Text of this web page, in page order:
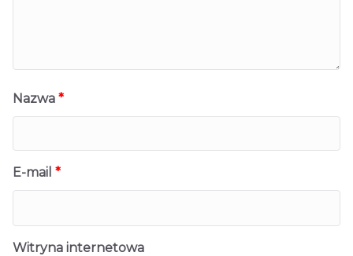
Nazwa *
E-mail *
Witryna internetowa